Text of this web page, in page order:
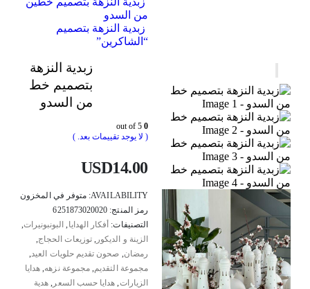
من السدو
زبدية النزهة بتصميم
“الشاكرين”
زبدية النزهة
بتصميم خط
من السدو
0
( لا يوجد تقييمات بعد. )
USD14.00
AVAILABILITY: متوفر في المخزون
رمز المنتج: 6251873020020
التصنيفات: أفكار الهدايا, البونبونيرات,
الزينة و الديكور ,توزيعات الحجاج,
رمضان, صحون تقديم حلويات العيد,
مجموعة التقديم, مجموعة نزهه, هدايا
الزيارات, هدايا حسب السعر , هدية